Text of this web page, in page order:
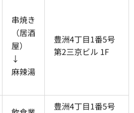
串焼き
（居酒
屋）
↓
麻辣湯
豊洲4丁目1番5号
第2三京ビル 1F
豊洲4丁目1番5号